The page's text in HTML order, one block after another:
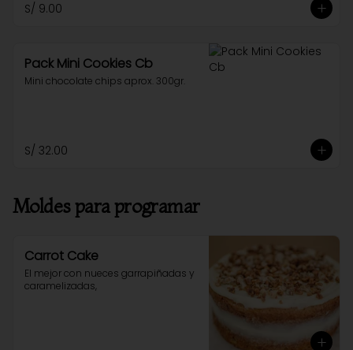
S/ 9.00
Pack Mini Cookies Cb
Mini chocolate chips aprox. 300gr.
S/ 32.00
Moldes para programar
Carrot Cake
El mejor con nueces garrapiñadas y
caramelizadas,